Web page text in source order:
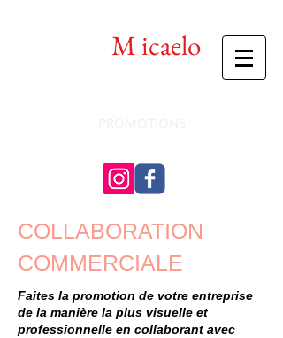
M icaelo
COLLABORATION
COMMERCIALE
Faites la promotion de votre entreprise
de la manière la plus visuelle et
professionnelle en collaborant avec